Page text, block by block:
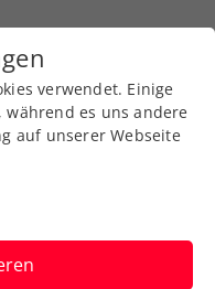
Open
verwendet. Einige
es uns andere
auf unserer Webseite